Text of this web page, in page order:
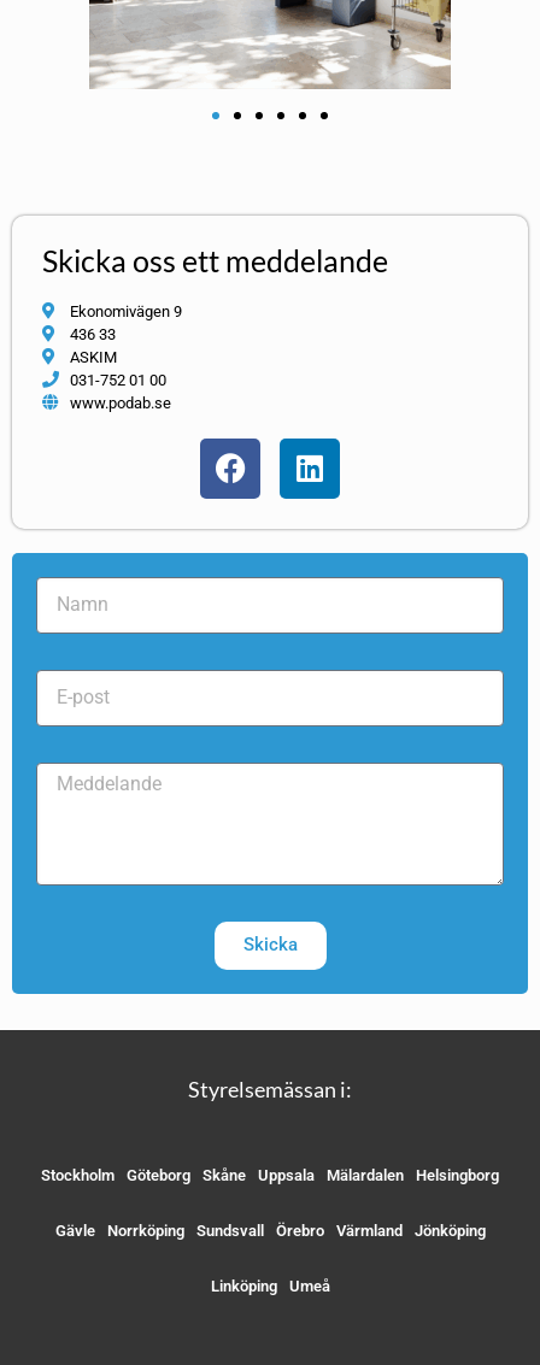
Skicka oss ett meddelande
Ekonomivägen 9
436 33
ASKIM
031-752 01 00
www.podab.se
Skicka
Styrelsemässan i:
Stockholm Göteborg Skåne Uppsala Mälardalen Helsingborg
Gävle Norrköping Sundsvall Örebro Värmland Jönköping
Linköping Umeå